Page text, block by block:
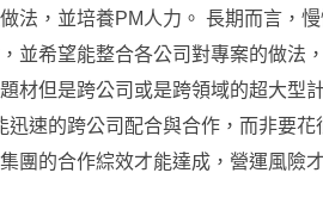
法，並培養PM人力。 長期而言，
並希望能整合各公司對專案的做法
材但是跨公司或是跨領域的超大型
迅速的跨公司配合與合作，而非要
團的合作綜效才能達成，營運風險